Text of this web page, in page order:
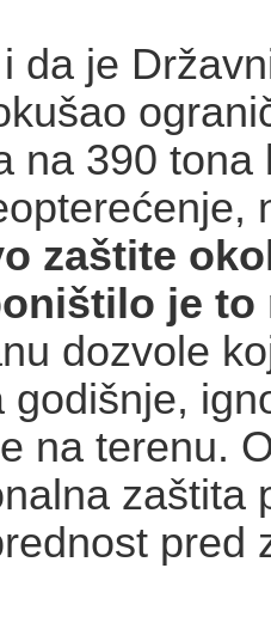
da je
na 390 tona
zaštite
je to
dozvole
godišnje,
na terenu.
zaštita
pred